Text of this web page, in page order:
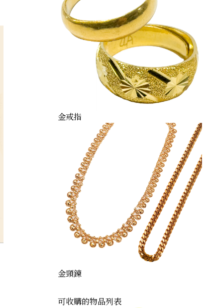
oban-koban
金戒指
金頸鍊
可收購的物品列表